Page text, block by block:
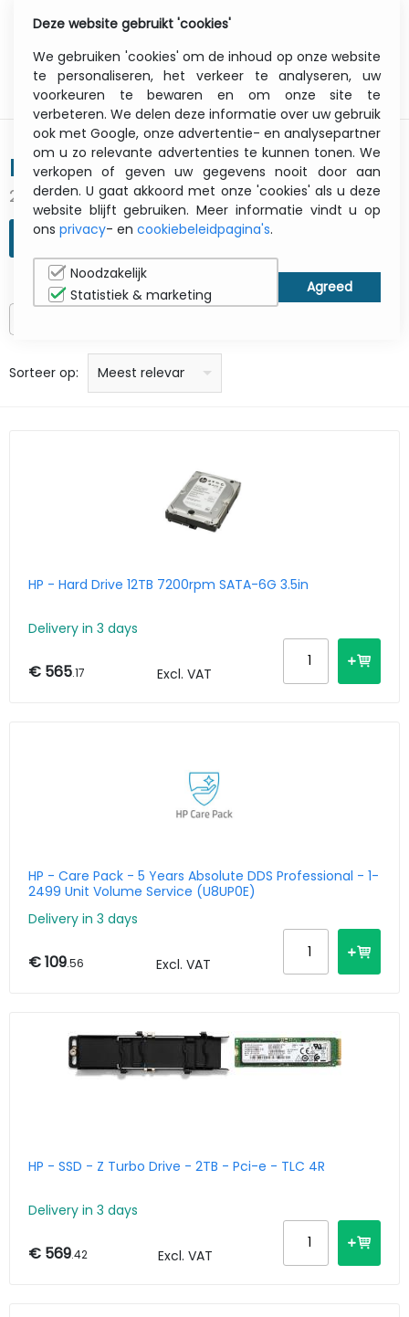
HP - Opslag
200 Producten
ZOEKOPDRACHT VERFIJNEN
Sorteer op: prijs: laag naar hoog
prijs: Hoog naar laag
Alfabetisch: A - Z
Alfabetisch: Z - A
Fabricant
Meest relevant
HP - Hard Drive 12TB 7200rpm SATA-6G 3.5in
Delivery in 3 days
€ 565.17 Excl. VAT
HP - Care Pack - 5 Years Absolute DDS Professional - 1-
2499 Unit Volume Service (U8UP0E)
Delivery in 3 days
€ 109.56 Excl. VAT
HP - SSD - Z Turbo Drive - 2TB - Pci-e - TLC 4R
Delivery in 3 days
€ 569.42 Excl. VAT
Deze website gebruikt 'cookies'
We gebruiken 'cookies' om de inhoud op onze website
te personaliseren, het verkeer te analyseren, uw
voorkeuren te bewaren en om onze site te
verbeteren. We delen deze informatie over uw gebruik
ook met Google, onze advertentie- en analysepartner
om u zo relevante advertenties te kunnen tonen. We
verkopen of geven uw gegevens nooit door aan
derden. U gaat akkoord met onze 'cookies' als u deze
website blijft gebruiken. Meer informatie vindt u op
ons privacy- en cookiebeleidpagina's.
Noodzakelijk
Statistiek & marketing